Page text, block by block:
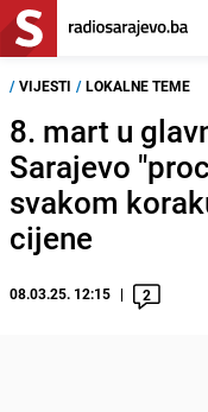
/ VIJESTI / LOKALNE TEME
8. mart u
Sarajevo
svakom
cijene
08.03.25. 12:15 2